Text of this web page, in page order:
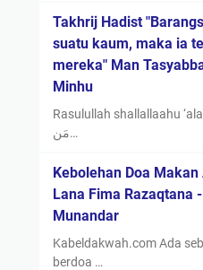
Takhrij Hadist
suatu kaum, maka ia
mereka" Man
Minhu
Rasulullah shallallaahu
مَن…
Kebolehan Doa
Lana Fima Razaqtana
Munandar
Kabeldakwah.com Ada
berdoa …